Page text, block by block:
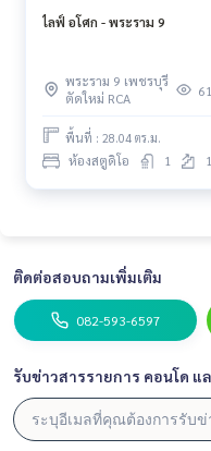
ไลฟ์ อโศก - พระราม 9
พระราม 9 เพชรบุรี
ตัดใหม่ RCA
พื้นที่ : 28.04 ตร.ม.
ห้องสตูดิโอ 1
ติดต่อสอบถามเพิ่มเติม
082-593-6597
รับข่าวสารรายการ คอนโด แ